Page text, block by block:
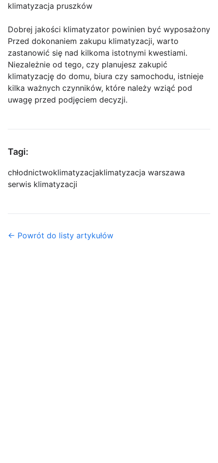
klimatyzacja pruszków
Dobrej jakości klimatyzator powinien być wyposażony
Przed dokonaniem zakupu klimatyzacji, warto
zastanowić się nad kilkoma istotnymi kwestiami.
Niezależnie od tego, czy planujesz zakupić
klimatyzację do domu, biura czy samochodu, istnieje
kilka ważnych czynników, które należy wziąć pod
uwagę przed podjęciem decyzji.
Tagi:
chłodnictwoklimatyzacjaklimatyzacja warszawa
serwis klimatyzacji
← Powrót do listy artykułów